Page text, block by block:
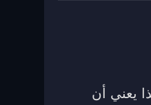
يعني أن